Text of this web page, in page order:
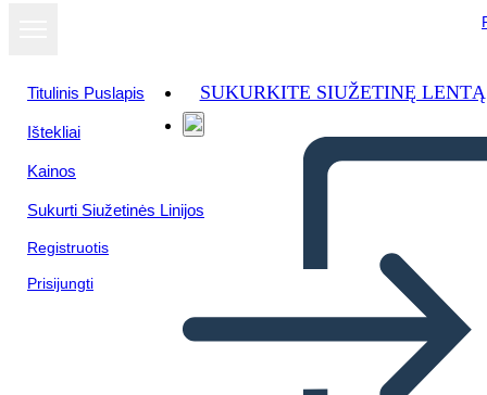
Titulinis Puslapis
Ištekliai
Kainos
Sukurti Siužetinės Linijos
Registruotis
Prisijungti
SUKURKITE SIUŽETINĘ LENTĄ